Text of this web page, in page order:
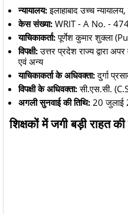
न्यायालय:इलाहाबाद उच्च
केस संख्या: WRIT - A No. -
याचिकाकर्ता:पूर्णेश कुमार शुक्ला
विपक्षी:उत्तर प्रदेश राज्य द्वारा
एवं अन्य
याचिकाकर्ता के अधिवक्ता:दुर्गा
विपक्षी के अधिवक्ता:सी.एस.सी.
अगली सुनवाई की तिथि: 20 जुलाई
​शिक्षकों में जगी बड़ी राहत की